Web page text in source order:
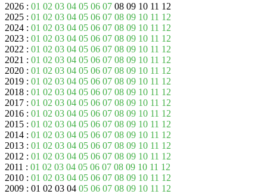
2026 : 01 02 03 04 05 06 07 08 09 10 11 12
2025 : 01 02 03 04 05 06 07 08 09 10 11 12
2024 : 01 02 03 04 05 06 07 08 09 10 11 12
2023 : 01 02 03 04 05 06 07 08 09 10 11 12
2022 : 01 02 03 04 05 06 07 08 09 10 11 12
2021 : 01 02 03 04 05 06 07 08 09 10 11 12
2020 : 01 02 03 04 05 06 07 08 09 10 11 12
2019 : 01 02 03 04 05 06 07 08 09 10 11 12
2018 : 01 02 03 04 05 06 07 08 09 10 11 12
2017 : 01 02 03 04 05 06 07 08 09 10 11 12
2016 : 01 02 03 04 05 06 07 08 09 10 11 12
2015 : 01 02 03 04 05 06 07 08 09 10 11 12
2014 : 01 02 03 04 05 06 07 08 09 10 11 12
2013 : 01 02 03 04 05 06 07 08 09 10 11 12
2012 : 01 02 03 04 05 06 07 08 09 10 11 12
2011 : 01 02 03 04 05 06 07 08 09 10 11 12
2010 : 01 02 03 04 05 06 07 08 09 10 11 12
2009 : 01 02 03 04 05 06 07 08 09 10 11 12